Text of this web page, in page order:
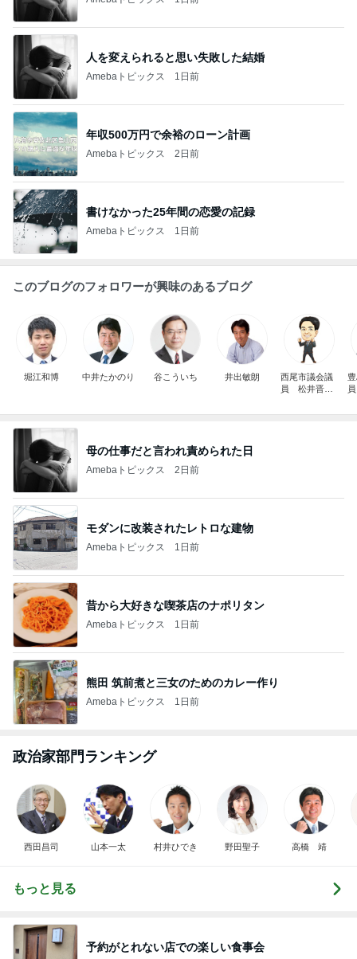
人を変えられると思い失敗した結婚
Amebaトピックス 1日前
年収500万円で余裕のローン計画
Amebaトピックス 2日前
書けなかった25年間の恋愛の記録
Amebaトピックス 1日前
このブログのフォロワーが興味のあるブログ
堀江和博 中井たかのり 谷こういち 井出敏朗
西尾市議会議
員 松井晋一
母の仕事だと言われ責められた日
Amebaトピックス 2日前
モダンに改装されたレトロな建物
Amebaトピックス 1日前
昔から大好きな喫茶店のナポリタン
Amebaトピックス 1日前
熊田 筑前煮と三女のためのカレー作り
Amebaトピックス 1日前
政治家部門ランキング
西田昌司 山本一太 村井ひでき 野田聖子 高橋 靖
もっと見る
予約がとれない店での楽しい食事会